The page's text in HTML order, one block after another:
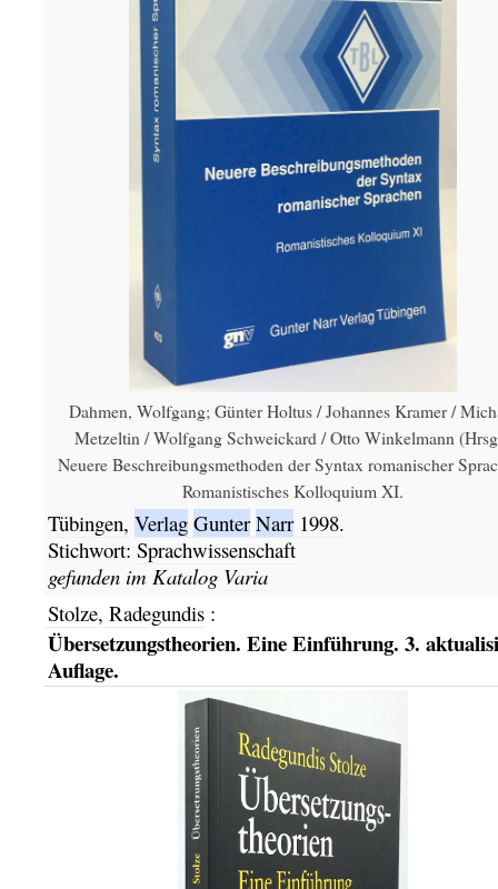
Dahmen, Wolfgang; Günter Holtus / Johannes Kramer /
Metzeltin / Wolfgang Schweickard / Otto Winkelmann
Neuere Beschreibungsmethoden der Syntax romanischer
Romanistisches Kolloquium XI.
Tübingen, Verlag Gunter Narr 1998.
Stichwort: Sprachwissenschaft
gefunden im Katalog Varia
Stolze, Radegundis:
Übersetzungstheorien. Eine Einführung. 3.
Auflage.